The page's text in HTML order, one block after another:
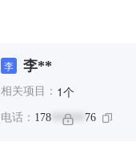
李 李**
相关项目： 1个
电话： 178 ****** 76